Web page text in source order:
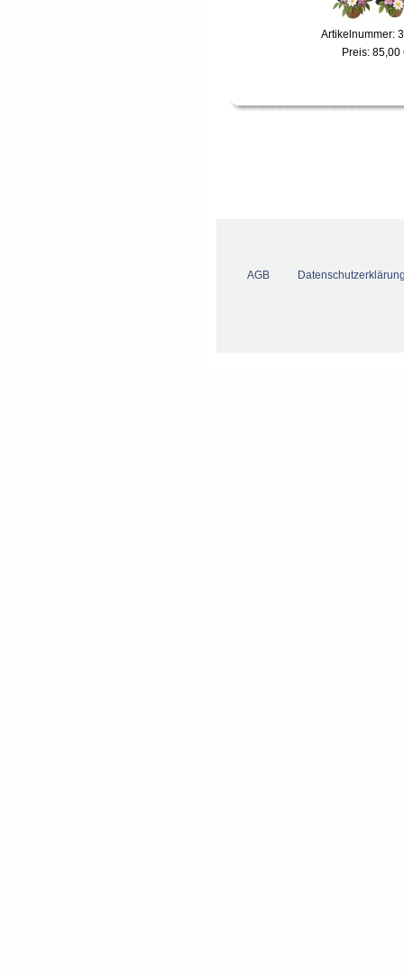
Artikelnummer:
Preis: 85,00
AGB